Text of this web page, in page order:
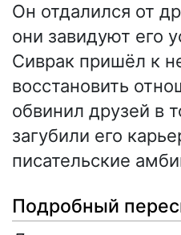
Он отдалился от
они завидуют его
Сиврак пришёл к
восстановить
обвинил друзей в
загубили его
писательские
Подробный